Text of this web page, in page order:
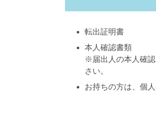
転出証明書
本人確認書類
※届出人の本人確
さい。
お持ちの方は、個